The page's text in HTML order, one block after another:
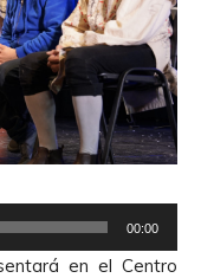
00:00
en el Centro